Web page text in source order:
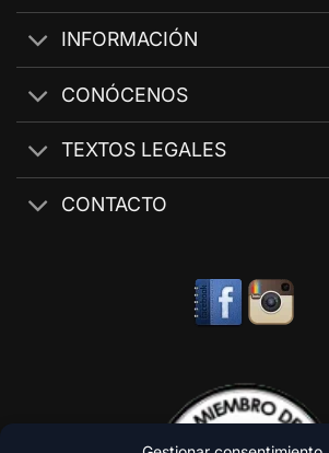
INFORMACIÓN
CONÓCENOS
TEXTOS LEGALES
CONTACTO